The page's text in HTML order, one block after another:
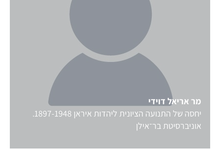
מר אריאל דוידי
יחסה של התנועה הציונית ליהדות איראן 1897-1948.
אוניברסיטת בר־אילן